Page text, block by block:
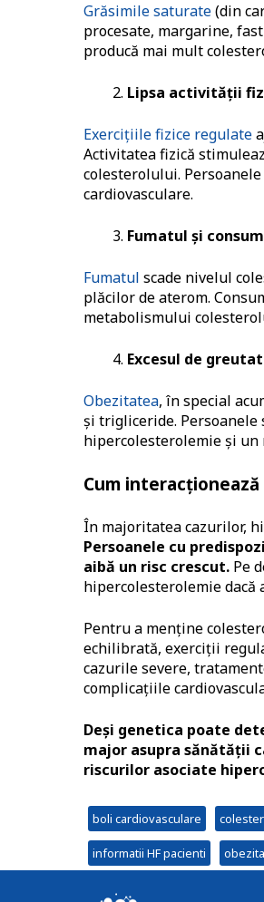
Grăsimile saturate(din
procesate, margarine,
producă mai mult
Lipsa activității
Exercițiile fizice regulate
Activitatea fizică
colesterolului.
cardiovasculare.
Fumatul și
Fumatul scade nivelul
plăcilor de aterom.
metabolismului
Excesul de
Obezitatea, în special
și trigliceride. Persoanele
hipercolesterolemie și un
Cum
În majoritatea cazurilor,
Persoanele cu
aibă un risc crescut. Pe
hipercolesterolemie dacă
Pentru a menține
echilibrată, exerciții
cazurile severe,
complicațiile
Deși genetica poate
major asupra sănătății
riscurilor asociate
boli cardiovasculare
informatii HF pacienti